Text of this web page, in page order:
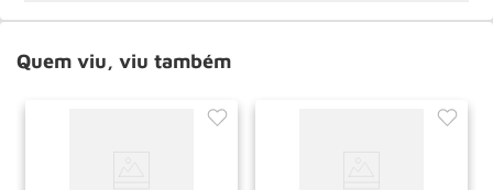
Quem viu, viu também